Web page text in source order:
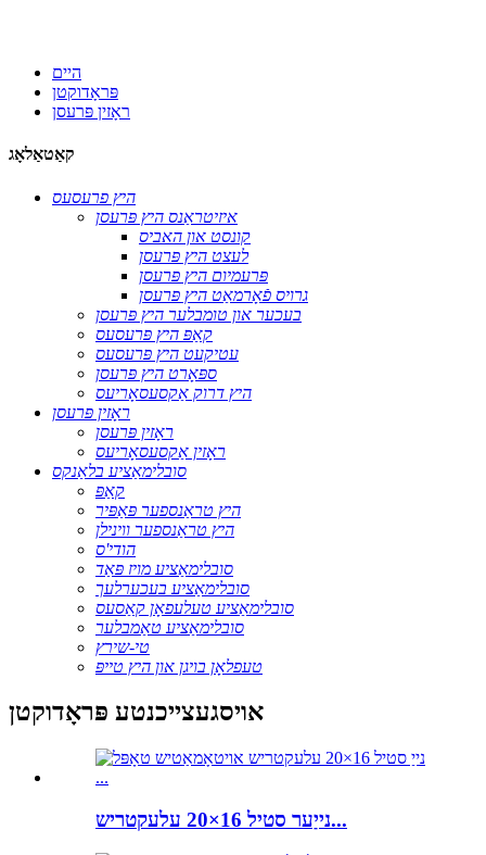
היים
פּראָדוקטן
ראָזין פּרעסן
קאַטאַלאָג
היץ פרעסעס
איזיטראַנס היץ פּרעסן
קונסט און האביס
לעצט היץ פּרעסן
פּרעמיום היץ פּרעסן
גרויס פֿאָרמאַט היץ פּרעסן
בעכער און טומבלער היץ פּרעסן
קאַפּ היץ פּרעסעס
עטיקעט היץ פּרעסעס
ספּאָרט היץ פּרעסן
היץ דרוק אַקסעסאָריעס
ראָזין פּרעסן
ראָזין פּרעסן
ראָזין אַקסעסאָריעס
סובלימאַציע בלאַנקס
קאַפּ
היץ טראַנספער פּאַפּיר
היץ טראַנספער ווינילן
הודי'ס
סובלימאַציע מויז פּאַד
סובלימאַציע בעכערלעך
סובלימאַציע טעלעפאָן קאַסעס
סובלימאַציע טאַמבלער
טי-שירץ
טעפלאָן בויגן און היץ טייפּ
אויסגעצייכנטע פּראָדוקטן
נייַער סטיל 16×20 עלעקטריש...